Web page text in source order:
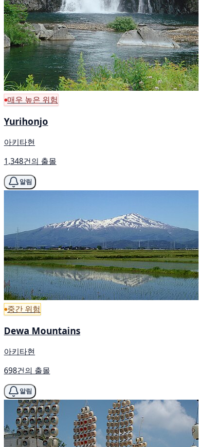
매우 높은 위험
Yurihonjo
아키타현
1,348건의 출몰
알림
중간 위험
Dewa Mountains
아키타현
698건의 출몰
알림